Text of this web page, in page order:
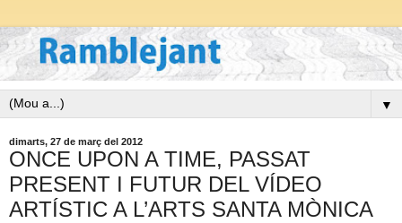
▼
dimarts, 27 de març del 2012
ONCE UPON A TIME, PASSAT
PRESENT I FUTUR DEL VÍDEO
ARTÍSTIC A L’ARTS SANTA MÒNICA